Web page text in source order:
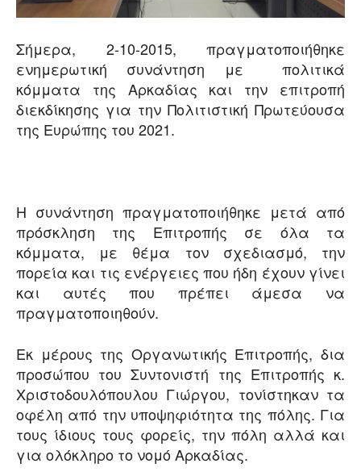
Σήμερα, 2-10-2015, πραγματοποιήθηκε
ενημερωτική συνάντηση με πολιτικά
κόμματα της Αρκαδίας και την επιτροπή
διεκδίκησης για την Πολιτιστική Πρωτεύουσα
της Ευρώπης του 2021.
Η συνάντηση πραγματοποιήθηκε μετά από
πρόσκληση της Επιτροπής σε όλα τα
κόμματα, με θέμα τον σχεδιασμό, την
πορεία και τις ενέργειες που ήδη έχουν γίνει
και αυτές που πρέπει άμεσα να
πραγματοποιηθούν.
Εκ μέρους της Οργανωτικής Επιτροπής, δια
προσώπου του Συντονιστή της Επιτροπής κ.
Χριστοδουλόπουλου Γιώργου, τονίστηκαν τα
οφέλη από την υποψηφιότητα της πόλης. Για
τους ίδιους τους φορείς, την πόλη αλλά και
για ολόκληρο το νομό Αρκαδίας.